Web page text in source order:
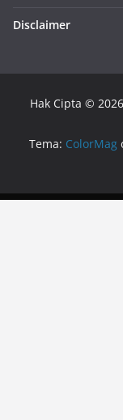
Disclaimer
Hak Cipta © 2026
Tema: ColorMag